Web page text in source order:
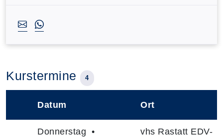
Kurstermine 4
Datum Ort
Donnerstag •
vhs Rastatt EDV-